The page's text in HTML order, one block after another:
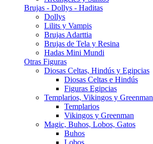
Brujas - Dollys - Haditas
Dollys
Lilits y Vampis
Brujas Adarttia
Brujas de Tela y Resina
Hadas Mini Mundi
Otras Figuras
Diosas Celtas, Hindús y Egipcias
Diosas Celtas e Hindús
Figuras Egipcias
Templarios, Vikingos y Greenman
Templarios
Vikingos y Greenman
Magic, Buhos, Lobos, Gatos
Buhos